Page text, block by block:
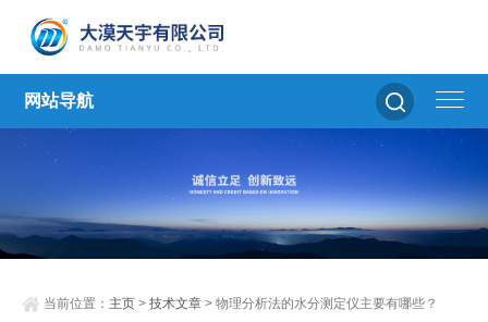
网站导航
当前位置： 主页 >技术文章 > 物理分析法的水分测定仪主要有哪些？